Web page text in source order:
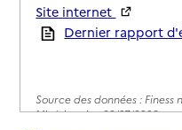
Site internet
Rapport HAS
Dernier rapport
Source des données : Finess
Mis à jour le : 22/07/2026